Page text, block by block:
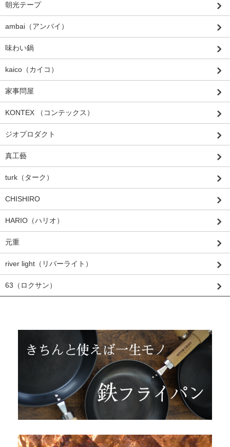
朝光テープ
ambai（アンバイ）
味わい鍋
kaico（カイコ）
家事問屋
KONTEX （コンテックス）
ジオプロダクト
真工藝
turk（ターク）
CHISHIRO
HARIO（ハリオ）
元重
river light（リバーライト）
63（ロクサン）